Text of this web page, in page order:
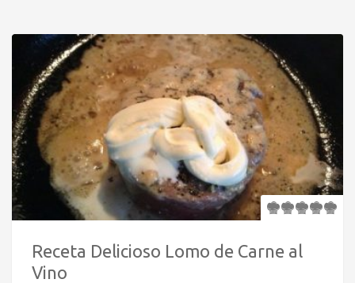
Receta Delicioso Lomo de Carne al
Vino